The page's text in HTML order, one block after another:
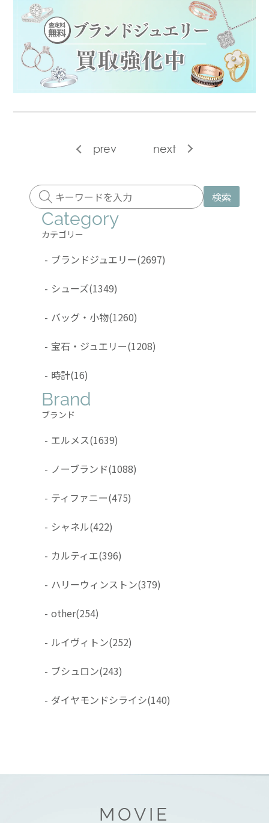
prev next
検索
Category
カテゴリー
- ブランドジュエリー(2697)
- シューズ(1349)
- バッグ・小物(1260)
- 宝石・ジュエリー(1208)
- 時計(16)
Brand
ブランド
- エルメス(1639)
- ノーブランド(1088)
- ティファニー(475)
- シャネル(422)
- カルティエ(396)
- ハリーウィンストン(379)
- other(254)
- ルイヴィトン(252)
- ブシュロン(243)
- ダイヤモンドシライシ(140)
MOVIE